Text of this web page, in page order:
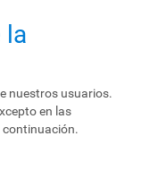
la
nuestros usuarios.
en las
continuación.